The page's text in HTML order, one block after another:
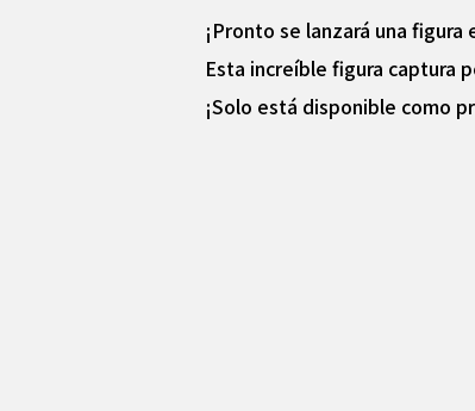
¡Pronto se lanzará una
Esta increíble figura captura
¡Solo está disponible como